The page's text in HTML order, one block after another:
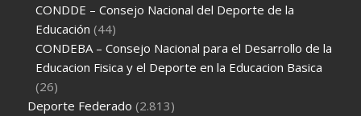
CONDDE – Consejo Nacional del Deporte de la
Educación (44)
CONDEBA – Consejo Nacional para el Desarrollo de la
Educacion Fisica y el Deporte en la Educacion Basica
(26)
Deporte Federado (2.813)